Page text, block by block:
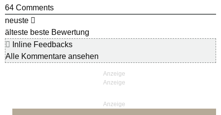
64 Comments
neuste
älteste beste Bewertung
Inline Feedbacks
Alle Kommentare ansehen
Anzeige